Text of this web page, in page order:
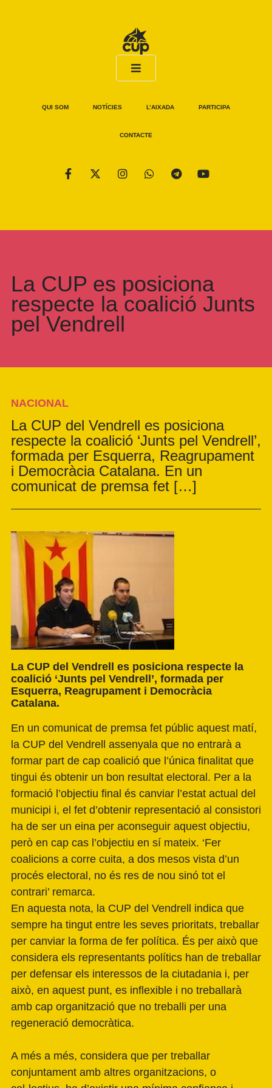
QUI SOM NOTÍCIES L’AIXADA PARTICIPA
CONTACTE
La CUP es posiciona
respecte la coalició Junts
pel Vendrell
NACIONAL
La CUP del Vendrell es posiciona
respecte la coalició ‘Junts pel Vendrell’,
formada per Esquerra, Reagrupament
i Democràcia Catalana. En un
comunicat de premsa fet […]
La CUP del Vendrell
es posiciona respecte la
coalició ‘Junts pel Vendrell’, formada per
Esquerra, Reagrupament i Democràcia
Catalana.
En un comunicat de premsa fet públic aquest matí,
la CUP del Vendrell assenyala que no entrarà a
formar part de cap coalició que l’única finalitat que
tingui és obtenir un bon resultat electoral. Per a la
formació l’objectiu final és canviar l’estat actual del
municipi i, el fet d’obtenir representació al consistori
ha de ser un eina per aconseguir aquest objectiu,
però en cap cas l’objectiu en sí mateix. ‘Fer
coalicions a corre cuita, a dos mesos vista d’un
procés electoral, no és res de nou sinó tot el
contrari’ remarca.
En aquesta nota, la CUP del Vendrell indica que
sempre ha tingut entre les seves prioritats, treballar
per canviar la forma de fer política. És per això que
considera els representants polítics han de treballar
per defensar els interessos de la ciutadania i, per
això, en aquest punt, es inflexible i no treballarà
amb cap organització que no treballi per una
regeneració democràtica.
A més a més, considera que per treballar
conjuntament amb altres organitzacions, o